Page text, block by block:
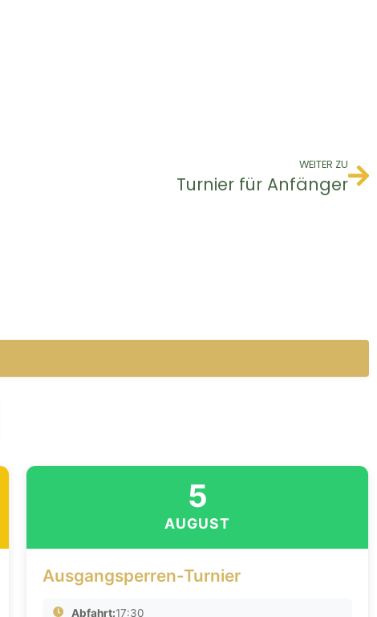
WEITER ZU
Turnier für Anfänger
5
AUGUST
Ausgangsperren-Turnier
Abfahrt:17:30